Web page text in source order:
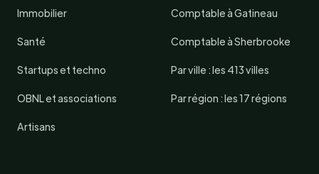
Immobilier
Santé
Startups et techno
OBNL et associations
Artisans
Comptable à Gatineau
Comptable à Sherbrooke
Par ville : les 413 villes
Par région : les 17 régions